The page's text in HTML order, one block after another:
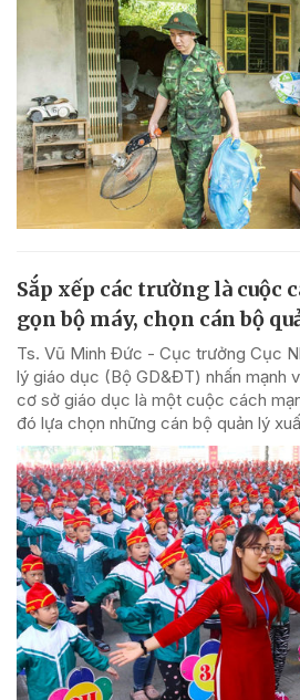
Sắp xếp các trường là cuộc
gọn bộ máy, chọn cán bộ
Ts. Vũ Minh Đức - Cục trưởng Cục
lý giáo dục (Bộ GD&ĐT) nhấn mạnh
cơ sở giáo dục là một cuộc cách
đó lựa chọn những cán bộ quản lý